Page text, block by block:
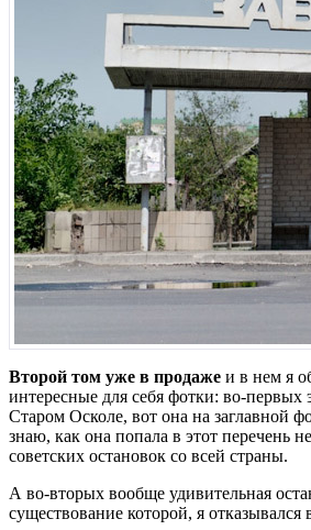
Второй том уже в продаже и в нем я
интересные для себя фотки: во-первых
Старом Осколе, вот она на заглавной
знаю, как она попала в этот перечень
советских остановок со всей страны.
А во-вторых вообще удивительная
существование которой, я отказывался